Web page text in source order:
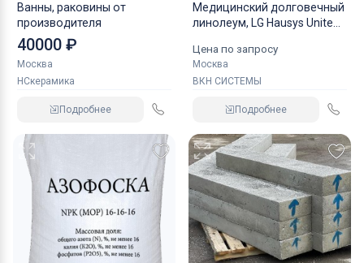
Ванны, раковины от
производителя
40000 ₽
Москва
НСкерамика
Подробнее
Медицинский долговечный
линолеум, LG Hausys Unite
антибактериальной
защитой для безопасной
среды и чистых помещений,
Цена по запросу
Москва
ВКН СИСТЕМЫ
Подробнее